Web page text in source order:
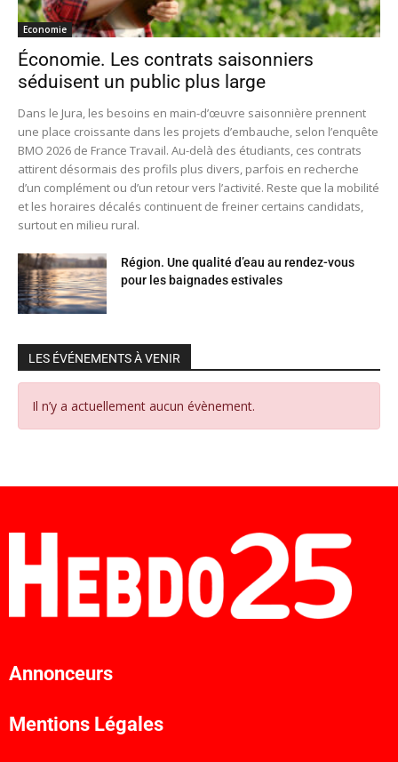
Economie
Économie. Les contrats saisonniers
séduisent un public plus large
Dans le Jura, les besoins en main-d’œuvre saisonnière prennent
une place croissante dans les projets d’embauche, selon l’enquête
BMO 2026 de France Travail. Au-delà des étudiants, ces contrats
attirent désormais des profils plus divers, parfois en recherche
d’un complément ou d’un retour vers l’activité. Reste que la mobilité
et les horaires décalés continuent de freiner certains candidats,
surtout en milieu rural.
Région. Une qualité d’eau au rendez-vous
pour les baignades estivales
LES ÉVÉNEMENTS À VENIR
Il n’y a actuellement aucun évènement.
Annonceurs
Mentions Légales